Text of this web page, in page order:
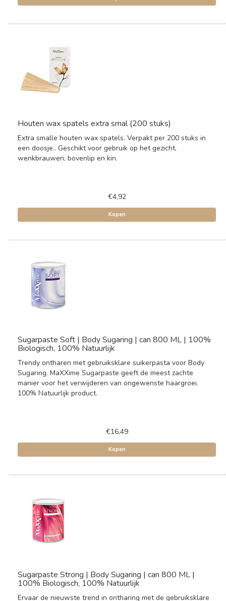
Houten wax spatels extra smal (200 stuks)
Extra smalle houten wax spatels. Verpakt per 200 stuks in
een doosje.. Geschikt voor gebruik op het gezicht,
wenkbrauwen, bovenlip en kin.
€4,92
Kopen
Sugarpaste Soft | Body Sugaring | can 800 ML | 100%
Biologisch, 100% Natuurlijk
Trendy ontharen met gebruiksklare suikerpasta voor Body
Sugaring. MaXXime Sugarpaste geeft de meest zachte
manier voor het verwijderen van ongewenste haargroei.
100% Natuurlijk product.
€16,49
Kopen
Sugarpaste Strong | Body Sugaring | can 800 ML |
100% Biologisch, 100% Natuurlijk
Ervaar de nieuwste trend in ontharing met de gebruiksklare